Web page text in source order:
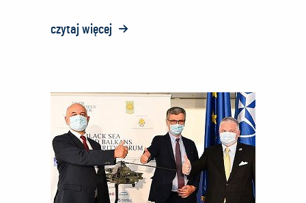
czytaj więcej o:
dostarczyły
sześć
śmigłowców
Black
Hawk
do